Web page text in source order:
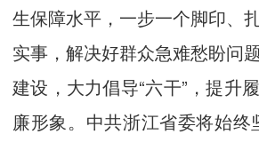
生保障水平，一步一个脚印、
实事，解决好群众急难愁盼问
建设，大力倡导“六干”，提升
廉形象。中共浙江省委将始终